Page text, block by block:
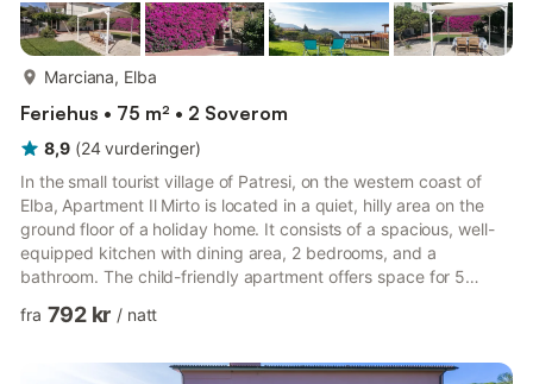
Marciana, Elba
Feriehus • 75 m² • 2 Soverom
8,9 (24 vurderinger)
In the small tourist village of Patresi, on the western coast of
Elba, Apartment Il Mirto is located in a quiet, hilly area on the
ground floor of a holiday home. It consists of a spacious, well-
equipped kitchen with dining area, 2 bedrooms, and a
bathroom. The child-friendly apartment offers space for 5
space is available on the property. The highlight is the outdoor
well-kept garden featuring typical vegetation and a terrace
fra 792 kr / natt